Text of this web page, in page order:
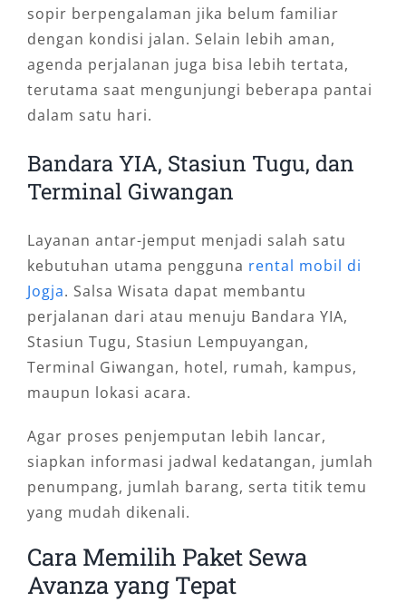
sopir berpengalaman jika belum familiar
dengan kondisi jalan. Selain lebih aman,
agenda perjalanan juga bisa lebih tertata,
terutama saat mengunjungi beberapa pantai
dalam satu hari.
Bandara YIA, Stasiun Tugu, dan
Terminal Giwangan
Layanan antar-jemput menjadi salah satu
kebutuhan utama pengguna rental mobil di
Jogja. Salsa Wisata dapat membantu
perjalanan dari atau menuju Bandara YIA,
Stasiun Tugu, Stasiun Lempuyangan,
Terminal Giwangan, hotel, rumah, kampus,
maupun lokasi acara.
Agar proses penjemputan lebih lancar,
siapkan informasi jadwal kedatangan, jumlah
penumpang, jumlah barang, serta titik temu
yang mudah dikenali.
Cara Memilih Paket Sewa
Avanza yang Tepat